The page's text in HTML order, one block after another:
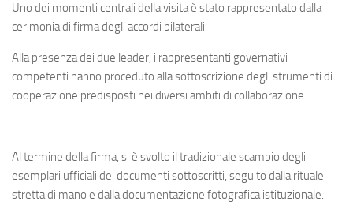
Uno dei momenti centrali della visita è stato rappresentato dalla
cerimonia di firma degli accordi bilaterali.
Alla presenza dei due leader, i rappresentanti governativi
competenti hanno proceduto alla sottoscrizione degli strumenti di
cooperazione predisposti nei diversi ambiti di collaborazione.
Al termine della firma, si è svolto il tradizionale scambio degli
esemplari ufficiali dei documenti sottoscritti, seguito dalla rituale
stretta di mano e dalla documentazione fotografica istituzionale.